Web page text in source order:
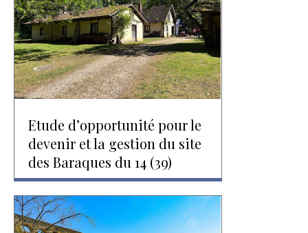
Etude d’opportunité pour le
devenir et la gestion du site
des Baraques du 14 (39)